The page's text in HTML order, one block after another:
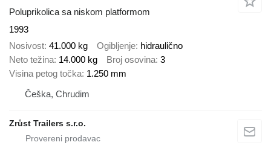
Poluprikolica sa niskom platformom
1993
Nosivost 41.000 kg Ogibljenje hidraulično
Neto težina 14.000 kg Broj osovina 3
Visina petog točka 1.250 mm
Češka, Chrudim
Zrůst Trailers s.r.o.